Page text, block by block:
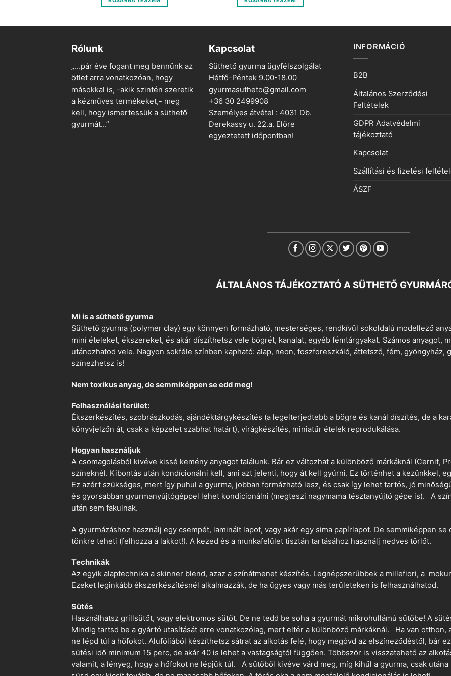
400 Ft.100 Ft.
400 Ft.100 Ft.
Rólunk
„…pár éve fogant meg bennünk az
ötlet arra vonatkozóan, hogy
másokkal is, -akik szintén szeretik
a kézműves termékeket,- meg
kell, hogy ismertessük a süthető
gyurmát…”
Kapcsolat
Süthető gyurma ügyfélszolgálat
Hétfő-Péntek 9.00-18.00
gyurmasutheto@gmail.com
+36 30 2499908
Személyes átvétel : 4031 Db.
Derekassy u. 22.a. Előre
egyeztetett időpontban!
INFORMÁCIÓ
B2B
Általános Szerződési
Feltételek
GDPR Adatvédelmi
tájékoztató
Kapcsolat
Szállítási és fizetési
ÁSZF
ÁLTALÁNOS TÁJÉKOZTATÓ A SÜTHETŐ
Mi is a süthető gyurma
Süthető gyurma (polymer clay) egy könnyen formázható, mesterséges, rendkívül sokoldalú modellező
mini ételeket, ékszereket, és akár díszíthetsz vele bögrét, kanalat, egyéb fémtárgyakat. Számos anyagot,
utánozhatod vele. Nagyon sokféle színben kapható: alap, neon, foszforeszkáló, áttetsző, fém, gyöngyház,
színezhetsz is!
Nem toxikus anyag, de semmiképpen se edd meg!
Felhasználási terület:
Ékszerkészítés, szobrászkodás, ajándéktárgykészítés (a legelterjedtebb a bögre és kanál díszítés, de a
könyvjelzőn át, csak a képzelet szabhat határt), virágkészítés, miniatűr ételek reprodukálása.
Hogyan használjuk
A csomagolásból kivéve kissé kemény anyagot találunk. Bár ez változhat a különböző márkáknál (Cernit,
színeknél. Kibontás után kondícionálni kell, ami azt jelenti, hogy át kell gyúrni. Ez történhet a kezünkkel,
Ez azért szükséges, mert így puhul a gyurma, jobban formázható lesz, és csak így lehet tartós, jó
és gyorsabban gyurmanyújtógéppel lehet kondicionálni (megteszi nagymama tésztanyújtó gépe is). A
után sem fakulnak.
A gyurmázáshoz használj egy csempét, laminált lapot, vagy akár egy sima papírlapot. De semmiképpen
tönkre teheti (felhozza a lakkot!). A kezed és a munkafelület tisztán tartásához használj nedves törlőt.
Technikák
Az egyik alaptechnika a skinner blend, azaz a színátmenet készítés. Legnépszerűbbek a millefiori, a
Ezeket leginkább ékszerkészítésnél alkalmazzák, de ha ügyes vagy más területeken is felhasználhatod.
Sütés
Használhatsz grillsütőt, vagy elektromos sütőt. De ne tedd be soha a gyurmát mikrohullámú sütőbe! A
Mindig tartsd be a gyártó utasítását erre vonatkozólag, mert eltér a különböző márkáknál. Ha van otthon,
ne lépd túl a hőfokot. Alufóliából készíthetsz sátrat az alkotás felé, hogy megóvd az elszíneződéstől, bár
sütési idő minimum 15 perc, de akár 40 is lehet a vastagságtól függően. Többször is visszatehető az
valamit, a lényeg, hogy a hőfokot ne lépjük túl. A sütőből kivéve várd meg, míg kihűl a gyurma, csak